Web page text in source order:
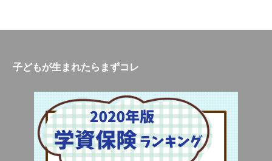
子どもが生まれたらまずコレ